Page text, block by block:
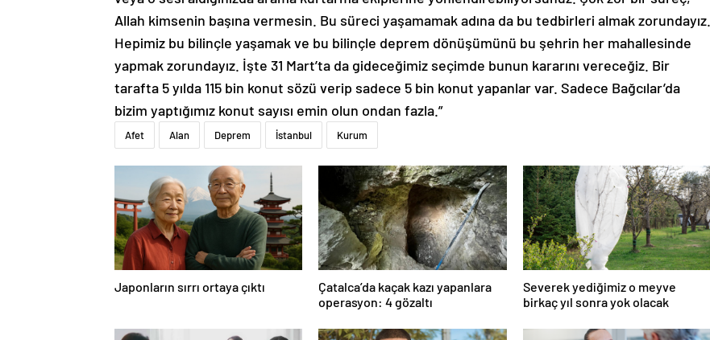
Allah kimsenin başına vermesin. Bu süreci yaşamamak adına da bu tedbirleri almak zorundayız.
Hepimiz bu bilinçle yaşamak ve bu bilinçle deprem dönüşümünü bu şehrin her mahallesinde
yapmak zorundayız. İşte 31 Mart’ta da gideceğimiz seçimde bunun kararını vereceğiz. Bir
tarafta 5 yılda 115 bin konut sözü verip sadece 5 bin konut yapanlar var. Sadece Bağcılar’da
bizim yaptığımız konut sayısı emin olun ondan fazla.”
Afet Alan Deprem İstanbul Kurum
Japonların sırrı ortaya çıktı
Çatalca’da kaçak kazı yapanlara
operasyon: 4 gözaltı
Severek yediğimiz o meyve
birkaç yıl sonra yok olacak